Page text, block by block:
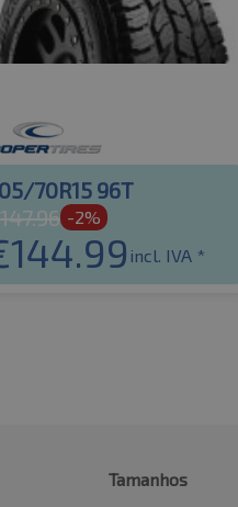
70R15 96T
147.96 -2%
144.99 incl. IVA *
Tamanhos